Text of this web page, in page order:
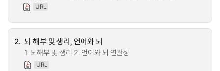
URL
2. 뇌 해부 및 생리, 언어와 뇌
1. 뇌해부 및 생리 2. 언어와 뇌 연관성
URL